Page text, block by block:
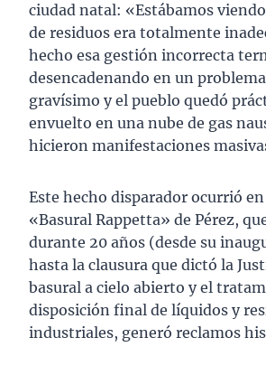
ciudad natal: «Estábamos
de residuos era totalmente
hecho esa gestión incorrecta
desencadenando en un
gravísimo y el pueblo quedó
envuelto en una nube de gas
hicieron manifestaciones
Este hecho disparador ocurrió
«Basural Rappetta» de Pérez,
durante 20 años (desde su
hasta la clausura que dictó la
basural a cielo abierto y el
disposición final de líquidos y
industriales, generó reclamos